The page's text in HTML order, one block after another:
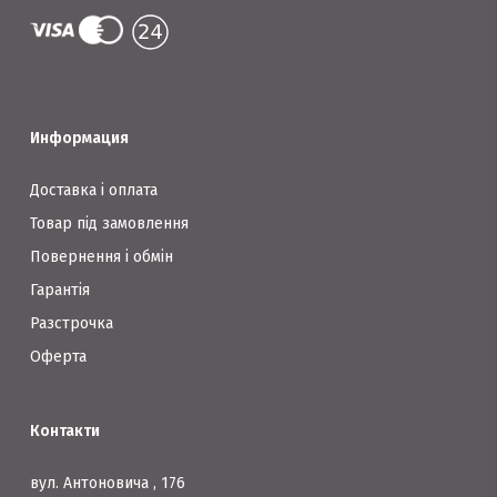
Информация
Доставка і оплата
Товар під замовлення
Повернення і обмін
Гарантія
Разстрочка
Оферта
Контакти
вул. Антоновича , 176